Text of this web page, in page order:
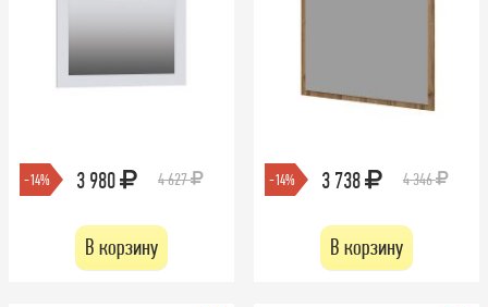
-14% 3 980 4 627
В корзину
-14% 3 738 4 346
В корзину